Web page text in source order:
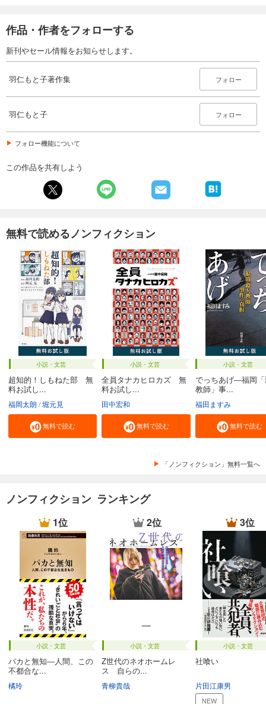
作品・作者をフォローする
新刊やセール情報をお知らせします。
羽仁もと子著作集 フォロー
羽仁もと子 フォロー
フォロー機能について
この作品を共有しよう
無料で読めるノンフィクション
小説・文芸
超知的！しもねた部 無
料お試し...
福岡太朗 堀元見
無料で読む
小説・文芸
全員タナカヒロカズ 無
料お試し...
田中宏和
無料で読む
小説・文芸
でっちあげ―福岡
教師」事...
福田ますみ
無料で読む
「ノンフィクション」無料一覧へ
ノンフィクション ランキング
1位
小説・文芸
バカと無知―人間、この
不都合な...
橘玲
2位
小説・文芸
Z世代のネオホームレ
ス 自らの...
青柳貴哉
3位
小説・文芸
社喰い
片田江康男
NEW